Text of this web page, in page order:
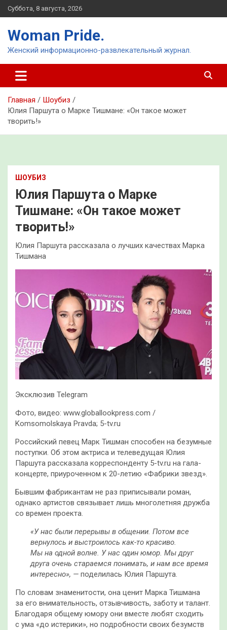
Перейти
к
Суббота, 8 августа, 2026
Woman Pride.
Женский информационно-развлекательный журнал.
Главная
Шоубиз
Юлия Паршута о Марке Тишмане: «Он такое может
творить!»
ШОУБИЗ
Юлия Паршута о Марке
Тишмане: «Он такое может
творить!»
Юлия Паршута рассказала о лучших качествах Марка
Тишмана
Эксклюзив Telegram
Фото, видео: www.globallookpress.com /
Komsomolskaya Pravda; 5-tv.ru
Российский певец Марк Тишман способен на безумные
поступки. Об этом актриса и телеведущая Юлия
Паршута рассказала корреспонденту 5-tv.ru на гала-
концерте, приуроченном к 20-летию «Фабрики звезд».
Бывшим фабрикантам не раз приписывали роман,
однако артистов связывает лишь многолетняя дружба
со времен проекта.
«У нас были перерывы в общении. Потом все
вернулось и выстроилось как-то красиво.
Мы на одной волне. У нас один юмор. Мы друг
друга очень стараемся понимать, и нам все время
интересно», — поделилась Юлия Паршута.
По словам знаменитости, она ценит Марка Тишмана
за его внимательность, отзывчивость, заботу и талант.
Благодаря общему юмору они вместе любят сходить
с ума «до истерики», но подробности своих безумств